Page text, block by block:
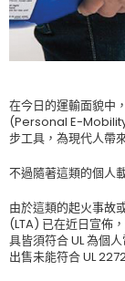
在今日的運輸面貌中
(Personal E-
步工具，為現代人帶
不過隨著這類的個人
由於這類的起火事故
(LTA) 已在近日宣佈
具皆須符合 UL 為個
出售未能符合 UL